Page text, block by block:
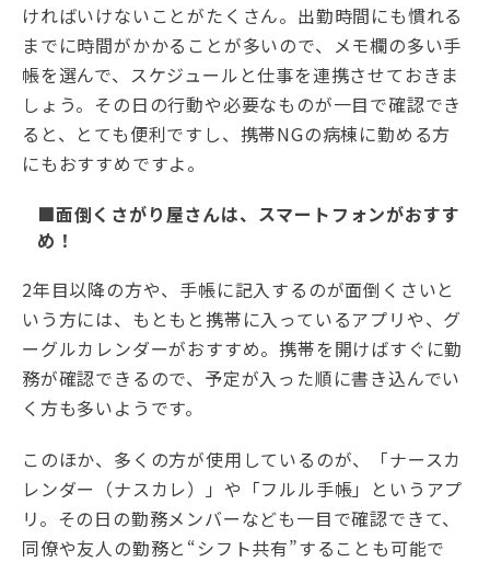
ければいけないことがたくさん。出勤時間にも慣れる
までに時間がかかることが多いので、メモ欄の多い手
帳を選んで、スケジュールと仕事を連携させておきま
しょう。その日の行動や必要なものが一目で確認でき
ると、とても便利ですし、携帯NGの病棟に勤める方
にもおすすめですよ。
■面倒くさがり屋さんは、スマートフォンがおすす
め！
2年目以降の方や、手帳に記入するのが面倒くさいと
いう方には、もともと携帯に入っているアプリや、グ
ーグルカレンダーがおすすめ。携帯を開けばすぐに勤
務が確認できるので、予定が入った順に書き込んでい
く方も多いようです。
このほか、多くの方が使用しているのが、「ナースカ
レンダー（ナスカレ）」や「フルル手帳」というアプ
リ。その日の勤務メンバーなども一目で確認できて、
同僚や友人の勤務と“シフト共有”することも可能で